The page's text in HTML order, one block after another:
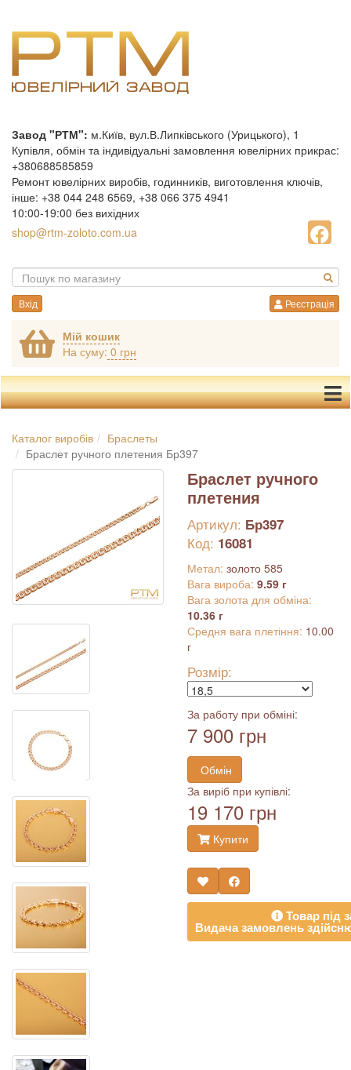
Завод "РТМ": м.Київ, вул.В.Липківського (Урицького), 1
Купівля, обмін та індивідуальні замовлення ювелірних прикрас:
+380688585859
Ремонт ювелірних виробів, годинників, виготовлення ключів,
інше: +38 044 248 6569, +38 066 375 4941
10:00-19:00 без вихідних
shop@rtm-zoloto.com.ua
Вхід Реєстрація
Мій кошик
На суму: 0 грн
Каталог виробів
Браслеты
Браслет ручного плетения Бр397
Браслет ручного
плетения
Артикул: Бр397
Код: 16081
Метал: золото 585
Вага вироба: 9.59 г
Вага золота для обміна:
10.36 г
Средня вага плетіння: 10.00
г
Розмір:
За работу при обміні:
7 900 грн
Обмін
За виріб при купівлі:
19 170 грн
Купити
Товар під
Видача замовлень